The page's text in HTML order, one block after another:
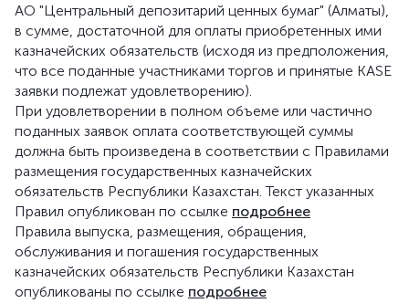
АО "Центральный депозитарий ценных бумаг" (Алматы),
в сумме, достаточной для оплаты приобретенных ими
казначейских обязательств (исходя из предположения,
что все поданные участниками торгов и принятые KASE
заявки подлежат удовлетворению).
При удовлетворении в полном объеме или частично
поданных заявок оплата соответствующей суммы
должна быть произведена в соответствии с Правилами
размещения государственных казначейских
обязательств Республики Казахстан. Текст указанных
Правил опубликован по ссылке подробнее
Правила выпуска, размещения, обращения,
обслуживания и погашения государственных
казначейских обязательств Республики Казахстан
опубликованы по ссылке подробнее